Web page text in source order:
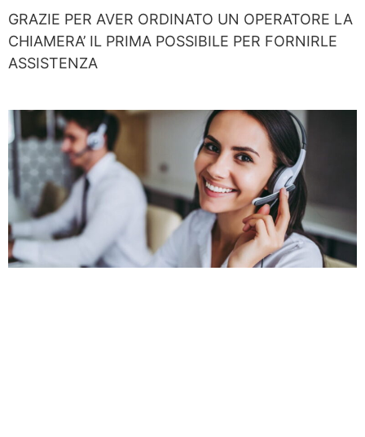
GRAZIE PER AVER ORDINATO UN OPERATORE LA
CHIAMERA’ IL PRIMA POSSIBILE PER FORNIRLE
ASSISTENZA